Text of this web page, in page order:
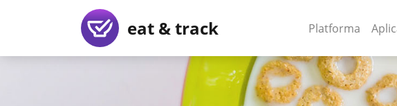
eat & track Platforma